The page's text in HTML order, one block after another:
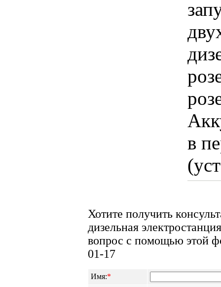
в
Хотите получить
дизельная
вопрос с помощью этой
01-17
Имя:*